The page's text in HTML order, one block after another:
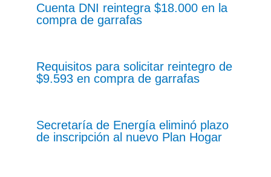
Cuenta DNI reintegra $18.000 en la
compra de garrafas
Requisitos para solicitar reintegro de
$9.593 en compra de garrafas
Secretaría de Energía eliminó plazo
de inscripción al nuevo Plan Hogar